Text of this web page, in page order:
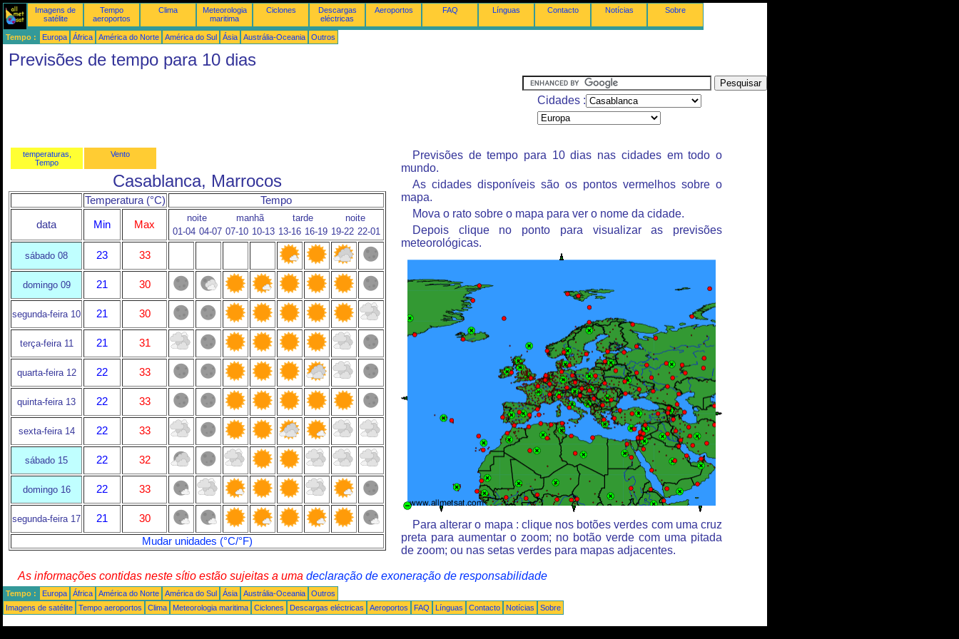
Imagens de
satélite
Tempo
aeroportos
Clima
Meteorologia
maritima
Ciclones
Descargas
eléctricas
Aeroportos FAQ Línguas Contacto Notícias Sobre
Tempo : Europa África América do Norte América do Sul Ásia Austrália-Oceania Outros
Previsões de tempo para 10 dias
Cidades :
temperaturas,
Tempo
Vento
Casablanca, Marrocos
Temperatura (°C) Tempo
data Min Max
noite manhã tarde
noite
01-04 04-07 07-10 10-13 13-16 16-19 19-22 22-01
sábado 08 23 33
domingo 09 21 30
segunda-feira 10 21 30
terça-feira 11 21 31
quarta-feira 12 22 33
quinta-feira 13 22 33
sexta-feira 14 22 33
sábado 15 22 32
domingo 16 22 33
segunda-feira 17 21
30
Mudar unidades (°C/°F)
Previsões de tempo para 10 dias nas cidades em todo o
mundo.
As cidades disponíveis são os pontos vermelhos sobre o
mapa.
Mova o rato sobre o mapa para ver o nome da cidade.
Depois clique no ponto para visualizar as previsões
meteorológicas.
Para alterar o mapa : clique nos botões verdes com uma cruz
preta para aumentar o zoom; no botão verde com uma pitada
de zoom; ou nas setas verdes para mapas adjacentes.
As informações contidas neste sítio estão sujeitas a uma declaração de exoneração de responsabilidade
Tempo : Europa África América do Norte América do Sul Ásia Austrália-Oceania
Outros
Imagens de satélite
Tempo aeroportos Clima Meteorologia maritima Ciclones Descargas eléctricas Aeroportos FAQ Línguas Contacto Notícias Sobre